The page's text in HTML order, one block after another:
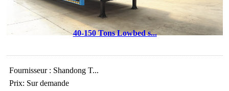
40-150 Tons Lowbed s...
Fournisseur : Shandong T...
Prix: Sur demande